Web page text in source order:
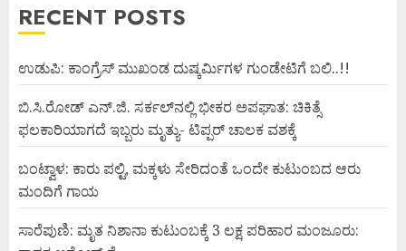
RECENT POSTS
ಉಡುಪಿ: ಕಾಂಗ್ರೆಸ್ ಮುಖಂಡ ದುಷ್ಕರ್ಮಿಗಳ ಗುಂಡೇಟಿಗೆ ಬಲಿ..!!
ಬಿ.ಸಿ.ರೋಡ್ ಎನ್.ಜಿ. ಸರ್ಕಲ್‌ನಲ್ಲಿ ಭೀಕರ ಅಪಘಾತ: ಚಿಕಿತ್ಸೆ
ಫಲಕಾರಿಯಾಗದೆ ಇಬ್ಬರು ಮೃತ್ಯು- ಟಿಪ್ಪರ್ ಚಾಲಕ ವಶಕ್ಕೆ
ಬಂಟ್ವಾಳ: ಕಾರು ಪಲ್ಟಿ, ಮಕ್ಕಳು ಸೇರಿದಂತೆ ಒಂದೇ ಕುಟುಂಬದ ಆರು
ಮಂದಿಗೆ ಗಾಯ
ಸಾರೆಪುಣಿ: ಮೃತ ನಿಶಾನಾ ಕುಟುಂಬಕ್ಕೆ 3 ಲಕ್ಷ ಪರಿಹಾರ ಮಂಜೂರು: